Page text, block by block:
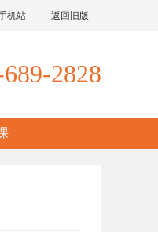
机站 返回旧版
2828